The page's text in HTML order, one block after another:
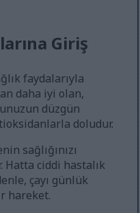
Giriş
faydalarıyla
daha iyi olan,
düzgün
doludur.
sağlığınızı
ciddi hastalık
çayı günlük
hareket.